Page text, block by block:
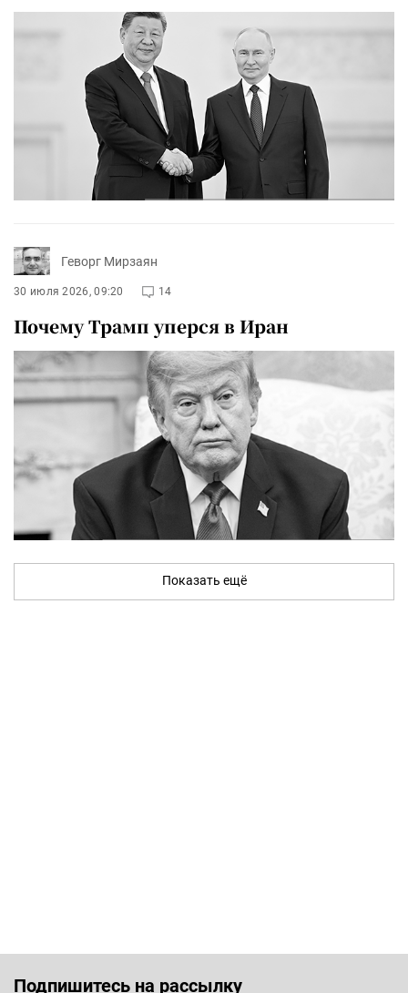
Геворг Мирзаян
30 июля 2026, 09:20 14
Почему Трамп уперся в Иран
Показать ещё
Подпишитесь на рассылку